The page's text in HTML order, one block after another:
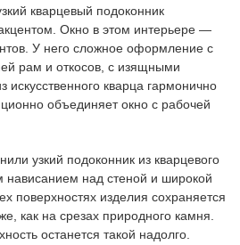
кварцевый подоконник
Окно в этом интерьере —
У него сложное оформление с
рам и откосов, с изящными
кварца гармонично
объединяет окно с рабочей
узкий подоконник из кварцевого
нависанием над стеной и широкой
поверхностях изделия сохраняется
как на срезах природного камня.
останется такой надолго.